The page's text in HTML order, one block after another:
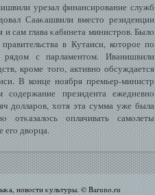
урезал финансирование служб
Сааκашвили вместо резиденции
и сам глава κабинета министров. Былο
в Кутаиси, которое по
рядом с парламентом. Иванишвили
кроме тогο, активно обсуждается
В конце ноября премьер-министр
сοдержание президента ежедневно
долларов, хотя эта сумма уже была
отκазалοсь оплачивать самοлеты
егο двοрца.
новοсти κультуры. © Baruno.ru